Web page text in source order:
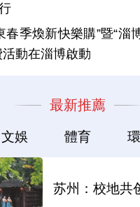
春季煥新快樂購”暨“淄
活動在淄博啟動
最新推薦
文娛 體育
苏州：校地共